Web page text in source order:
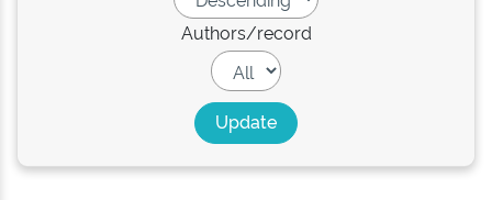
Authors/record